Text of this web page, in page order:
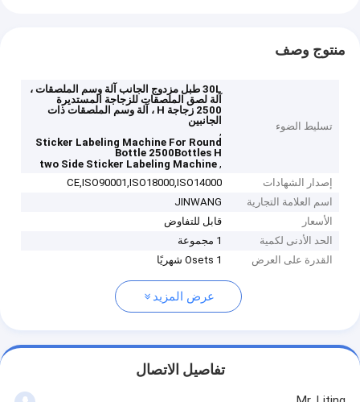
منتوج وصف
تسليط الضوء
30L طبل مزدوج الجانب آلة وسم الملصقات ،
آلة لصق الملصقات للزجاجة المستديرة
2500 زجاجة H ، آلة وسم الملصقات ذات
الجانبين
,
Sticker Labeling Machine For Round
Bottle 2500Bottles H
,
two Side Sticker Labeling Machine
إصدار الشهادات
CE,ISO90001,ISO18000,ISO14000
اسم العلامة التجارية
JINWANG
الأسعار
قابل للتفاوض
الحد الأدنى لكمية
1 مجموعة
القدرة على العرض
1 Osets شهريًا
عرض المزيد
تفاصيل الاتصال